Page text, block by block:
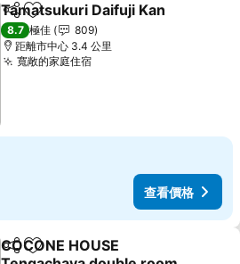
分享 放到收藏夾
Tamatsukuri Daifuji Kan
8.7 極佳
809
距離市中心 3.4 公里
寬敞的家庭住宿查看價格
查看價格
分享 放到收藏夾
COCONE HOUSE